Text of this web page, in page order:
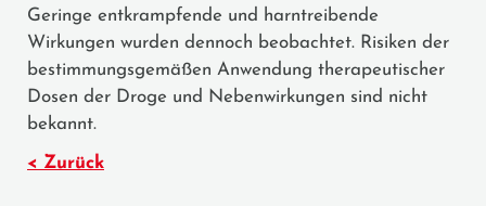
Geringe entkrampfende und harntreibende
Wirkungen wurden dennoch beobachtet. Risiken der
bestimmungsgemäßen Anwendung therapeutischer
Dosen der Droge und Nebenwirkungen sind nicht
bekannt.
< Zurück